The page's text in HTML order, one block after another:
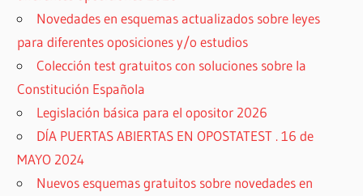
Novedades en esquemas actualizados sobre leyes
para diferentes oposiciones y/o estudios
Colección test gratuitos con soluciones sobre la
Constitución Española
Legislación básica para el opositor 2026
DÍA PUERTAS ABIERTAS EN OPOSTATEST . 16 de
MAYO 2024
Nuevos esquemas gratuitos sobre novedades en